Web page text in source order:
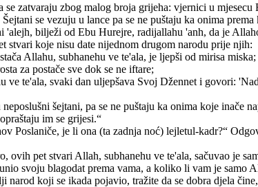
se zatvaraju zbog malog broja grijeha: vjernici u
se vezuju u lance pa se ne puštaju ka onima
'alejh, bilježi od Ebu Hurejre, radijallahu 'anh, da je
stvari koje nisu date nijednom drugom narodu prije njih:
Allahu, subhanehu ve te'ala, je ljepši od mirisa miska;
za postače sve dok se ne iftare;
ve te'ala, svaki dan uljepšava Svoj Džennet i govori:
šejtani, pa se ne puštaju ka onima koje inače
im se grijesi.“
Poslaniče, je li ona (ta zadnja noć) lejletul-kadr?“
ovih pet stvari Allah, subhanehu ve te'ala, sačuvao je
svoju blagodat prema vama, a koliko li vam je samo
narod koji se ikada pojavio, tražite da se dobra djela